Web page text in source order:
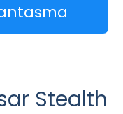
Stealth